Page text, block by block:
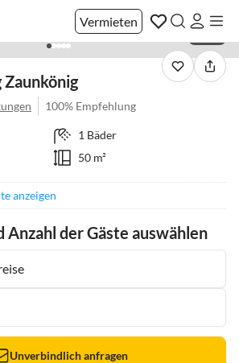
Vermieten
100% Empfehlung
1 Bäder
50 m²
anzeigen
der Gäste auswählen
Unverbindlich anfragen